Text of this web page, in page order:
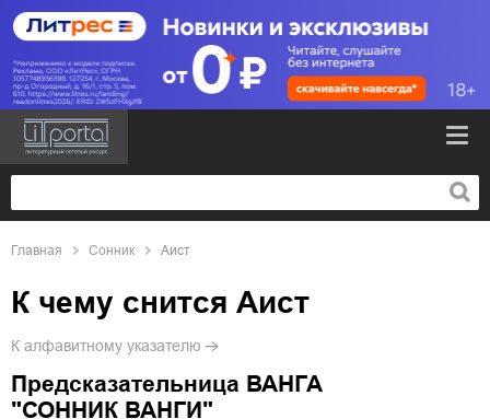
Главная Сонник Аист
К чему снится Аист
К алфавитному указателю
Предсказательница ВАНГА
"СОННИК ВАНГИ"